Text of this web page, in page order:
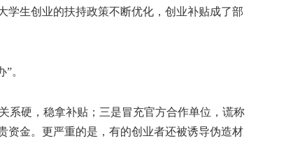
生创业的扶持政策不断优化，创业补贴成了部
。
硬，稳拿补贴；三是冒充官方合作单位，谎称
资金。更严重的是，有的创业者还被诱导伪造材